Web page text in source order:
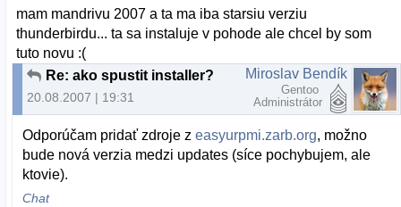
mam mandrivu 2007 a ta ma iba starsiu verziu
thunderbirdu... ta sa instaluje v pohode ale chcel by som
tuto novu :(
Re: ako spustit installer?
20.08.2007 | 19:31
Miroslav Bendík
Gentoo
Administrátor
Odporúčam pridať zdroje zeasyurpmi.zarb.org, možno
bude nová verzia medzi updates (síce pochybujem, ale
ktovie).
Chat